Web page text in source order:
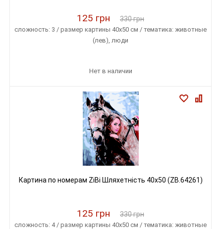
125 грн 330 грн
сложность: 3 / размер картины 40х50 см / тематика: животные
(лев), люди
Нет в наличии
Картина по номерам ZiBi Шляхетність 40x50 (ZB.64261)
125 грн 330 грн
сложность: 4 / размер картины 40х50 см / тематика: животные